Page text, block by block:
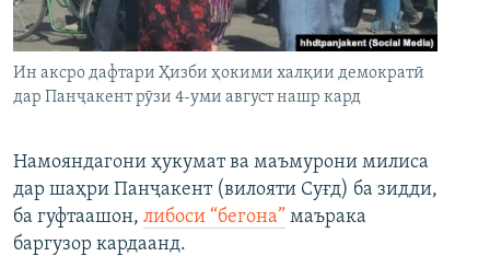
Ин аксро дафтари Ҳизби ҳокими халқии демократӣ
дар Панҷакент рӯзи 4-уми август нашр кард
Намояндагони ҳукумат ва маъмурони милиса
дар шаҳри Панҷакент (вилояти Суғд) ба зидди,
ба гуфтаашон, либоси “бегона” маърака
баргузор кардаанд.